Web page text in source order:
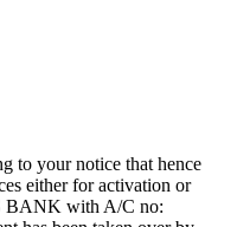
to your notice that hence
either for activation or
BANK with A/C no: